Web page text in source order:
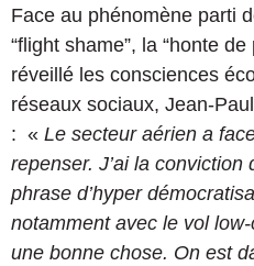
Face au phénomène parti
“flight shame”, la “honte de
réveillé les consciences
réseaux sociaux, Jean-
: « Le secteur aérien a
repenser. J’ai la conviction
phrase d’hyper
notamment avec le vol
une bonne chose. On est